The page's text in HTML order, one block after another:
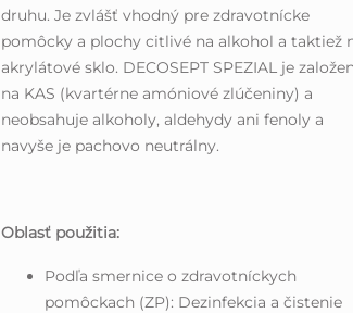
druhu. Je zvlášť vhodný pre zdravotnícke
pomôcky a plochy citlivé na alkohol a taktiež
akrylátové sklo. DECOSEPT SPEZIAL je
na KAS (kvartérne amóniové zlúčeniny) a
neobsahuje alkoholy, aldehydy ani fenoly a
navyše je pachovo neutrálny.
Oblasť použitia:
Podľa smernice o zdravotníckych
pomôckach (ZP): Dezinfekcia a čistenie